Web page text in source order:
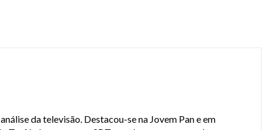
da televisão. Destacou-se na Jovem Pan e em